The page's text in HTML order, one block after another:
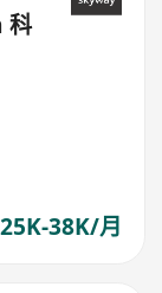
科
38K/月